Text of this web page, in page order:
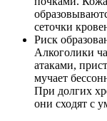
сеточки
Риск
Алкоголики
атаками,
мучает
При долгих
они сходят с